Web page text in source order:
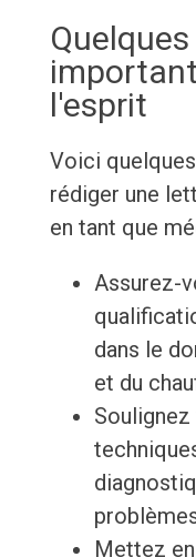
l'esprit
Voici
rédiger une
en tant que
Assurez-
dans le
et du
Mettez